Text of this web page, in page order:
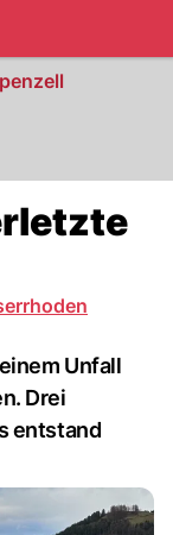
Unfall
Drei
entstand